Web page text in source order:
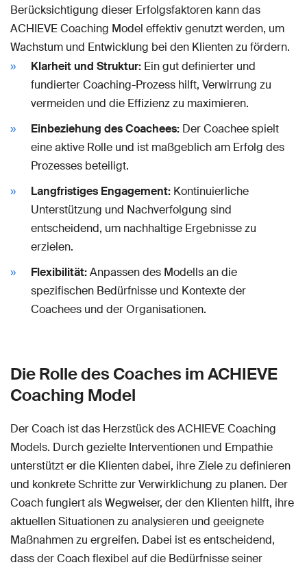
Berücksichtigung dieser Erfolgsfaktoren kann das
ACHIEVE Coaching Model effektiv genutzt werden, um
Wachstum und Entwicklung bei den Klienten zu fördern.
Klarheit und Struktur: Ein gut definierter und
fundierter Coaching-Prozess hilft, Verwirrung zu
vermeiden und die Effizienz zu maximieren.
Einbeziehung des Coachees: Der Coachee spielt
eine aktive Rolle und ist maßgeblich am Erfolg des
Prozesses beteiligt.
Langfristiges Engagement: Kontinuierliche
Unterstützung und Nachverfolgung sind
entscheidend, um nachhaltige Ergebnisse zu
erzielen.
Flexibilität:Anpassen des Modells an die
spezifischen Bedürfnisse und Kontexte der
Coachees und der Organisationen.
Die Rolle des Coaches im ACHIEVE
Coaching Model
Der Coach ist das Herzstück des ACHIEVE Coaching
Models. Durch gezielte Interventionen und Empathie
unterstützt er die Klienten dabei, ihre Ziele zu definieren
und konkrete Schritte zur Verwirklichung zu planen. Der
Coach fungiert als Wegweiser, der den Klienten hilft, ihre
aktuellen Situationen zu analysieren und geeignete
Maßnahmen zu ergreifen. Dabei ist es entscheidend,
dass der Coach flexibel auf die Bedürfnisse seiner